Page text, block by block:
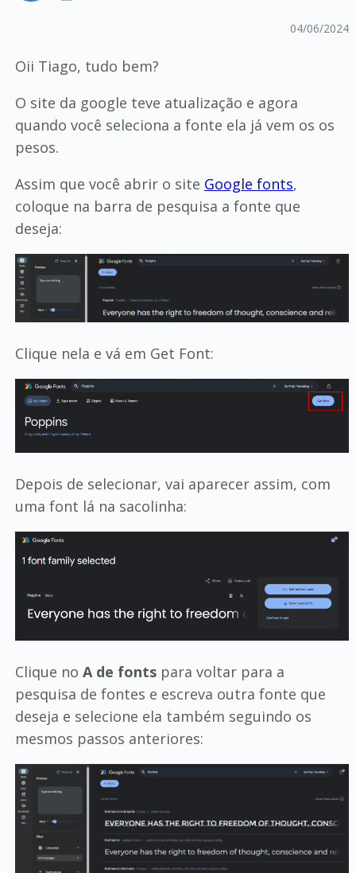
04/06/2024
Oii Tiago, tudo bem?
O site da google teve atualização e agora
quando você seleciona a fonte ela já vem os os
pesos.
Assim que você abrir o site Google fonts,
coloque na barra de pesquisa a fonte que
deseja:
Clique nela e vá em Get Font:
Depois de selecionar, vai aparecer assim, com
uma font lá na sacolinha:
Clique no A de fontspara voltar para a
pesquisa de fontes e escreva outra fonte que
deseja e selecione ela também seguindo os
mesmos passos anteriores: